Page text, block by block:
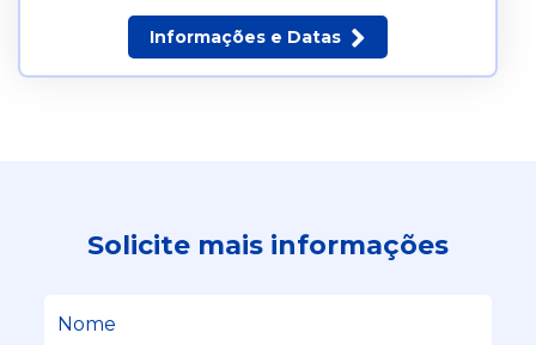
Informações e Datas
Solicite mais informações